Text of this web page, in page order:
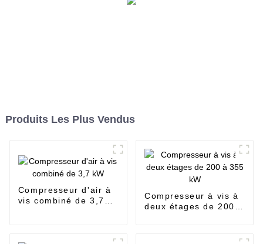
Produits Les Plus Vendus
Compresseur d'air à
vis combiné de 3,7
Compresseur à vis à
deux étages de 200 à